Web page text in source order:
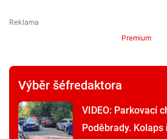
Premium
Výběr šéfredaktora
VIDEO: Parkovací
Poděbrady.